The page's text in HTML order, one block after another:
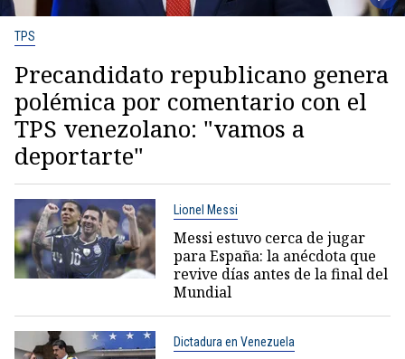
TPS
Precandidato republicano genera
polémica por comentario con el
TPS venezolano: "vamos a
deportarte"
Lionel Messi
Messi estuvo cerca de jugar
para España: la anécdota que
revive días antes de la final del
Mundial
Dictadura en Venezuela